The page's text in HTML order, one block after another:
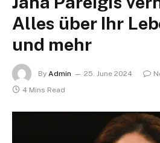
Alles über Ihr
und mehr
By Admin 25. June 2024
4 Mins Read